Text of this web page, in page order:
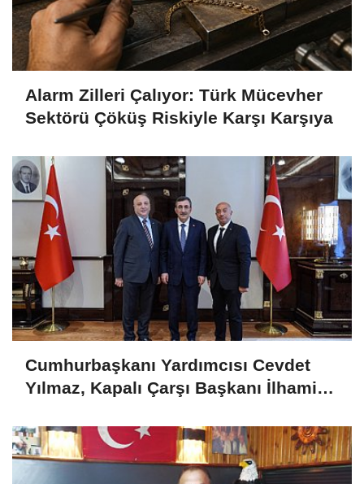
Alarm Zilleri Çalıyor: Türk Mücevher
Sektörü Çöküş Riskiyle Karşı Karşıya
Cumhurbaşkanı Yardımcısı Cevdet
Yılmaz, Kapalı Çarşı Başkanı İlhami